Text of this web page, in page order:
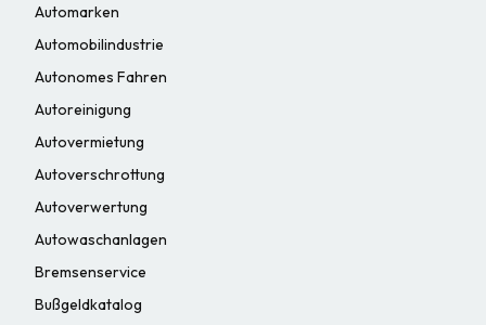
Automarken
Automobilindustrie
Autonomes Fahren
Autoreinigung
Autovermietung
Autoverschrottung
Autoverwertung
Autowaschanlagen
Bremsenservice
Bußgeldkatalog